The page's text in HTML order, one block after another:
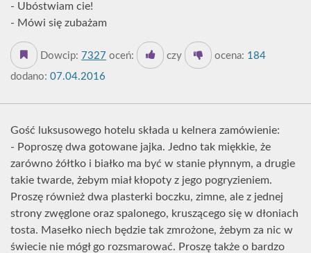
- Ubóstwiam cie!
- Mówi się zubażam
Dowcip: 7327 oceń: czy ocena: 184
dodano: 07.04.2016
Gość luksusowego hotelu składa u kelnera zamówienie:
- Poproszę dwa gotowane jajka. Jedno tak miękkie, że
zarówno żółtko i białko ma być w stanie płynnym, a drugie
takie twarde, żebym miał kłopoty z jego pogryzieniem.
Proszę również dwa plasterki boczku, zimne, ale z jednej
strony zwęglone oraz spalonego, kruszącego się w dłoniach
tosta. Masełko niech będzie tak zmrożone, żebym za nic w
świecie nie mógł go rozsmarować. Proszę także o bardzo